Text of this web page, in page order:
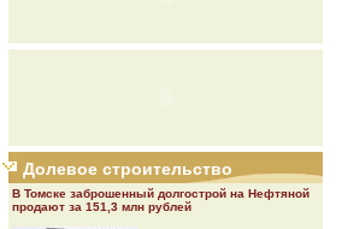
Долевое строительство
В Томске заброшенный долгострой на Нефтяной
продают за 151,3 млн рублей